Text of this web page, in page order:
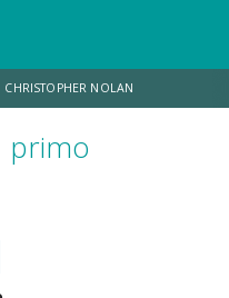
CHRISTOPHER NOLAN
CHRIS MCKENNA
primo